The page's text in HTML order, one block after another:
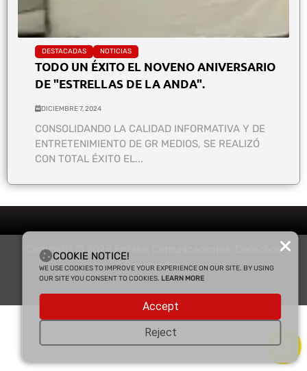
DESTACADAS NOTICIAS
TODO UN ÉXITO EL NOVENO ANIVERSARIO
DE "ESTRELLAS DE LA ANDA".
DICIEMBRE 7, 2024
CONSOLIDANDO LA CALIDAD INFORMATIVA Y DE
ENTRETENIMIENTO DE GR MEDIOS, SE REALIZÓ
CON TOTAL ÉXITO EL...
Copyright © 2025 Enfasis Comunicaciones. Derechos
Reservados.
COOKIE NOTICE!
WE USE COOKIES TO IMPROVE YOUR EXPERIENCE ON OUR SITE. BY USING
OUR SITE YOU CONSENT TO COOKIES. LEARN MORE
Accept
Reject